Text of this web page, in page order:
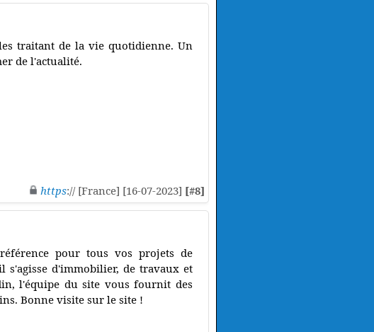
traitant de la vie quotidienne. Un
de l'actualité.
https:// [France] [16-07-2023] [#8]
pour tous vos projets de
s'agisse d'immobilier, de travaux et
l'équipe du site vous fournit des
Bonne visite sur le site !